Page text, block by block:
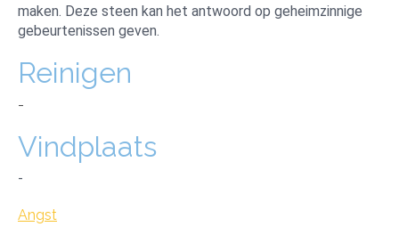
maken. Deze steen kan het antwoord op geheimzinnige
gebeurtenissen geven.
Reinigen
-
Vindplaats
-
Angst